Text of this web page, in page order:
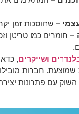
– שחוסכות זמן
– חומרים כמו טריטן
ושייקרים,
שמוצעת. חברות
עם פתרונות